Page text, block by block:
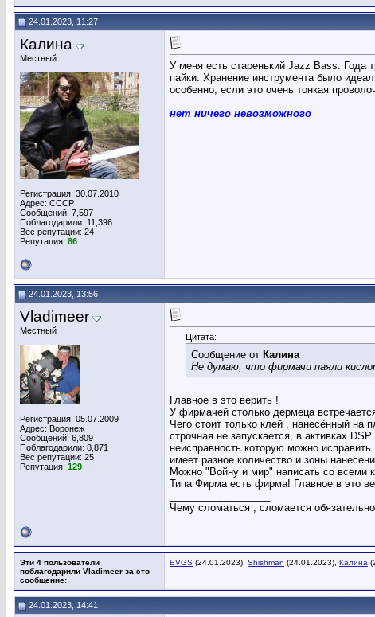
24.01.2023, 11:27
Калина
Местный
Регистрация: 30.07.2010
Адрес: СССР
Сообщений: 7,597
Поблагодарили: 11,396
Вес репутации: 24
Репутация: 86
У меня есть старенький Jazz Bass. Года
пайки. Хранение инструмента было
особенно, если это очень тонкая
нет ничего невозможного
24.01.2023, 13:56
Vladimeer
Местный
Регистрация: 05.07.2009
Адрес: Воронеж
Сообщений: 6,809
Поблагодарили: 8,871
Вес репутации: 25
Репутация: 129
Цитата:
Сообщение от Калина
Не думаю, что фирмачи паяли
Главное в это верить !
У фирмачей столько дермеца
Чего стоит только клей , нанесённый на
строчная не запускается, в активках
неисправность которую можно
имеет разное количество и зоны
Можно "Войну и мир" написать со всеми
Типа Фирма есть фирма! Главное в это
Чему сломаться , сломается
Эти 4 пользователи
поблагодарили Vladimeer за это
сообщение:
EVGS (24.01.2023), Shishman (24.01.2023), Калина
24.01.2023, 14:41